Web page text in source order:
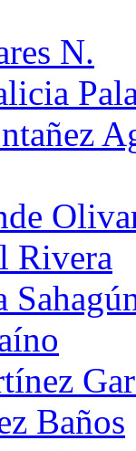
N.
Rivera
Baños